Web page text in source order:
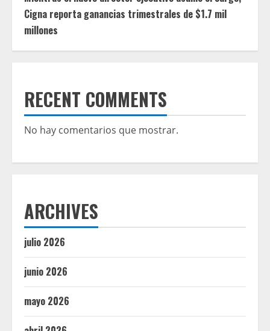
Cigna reporta ganancias trimestrales de $1.7 mil
millones
RECENT COMMENTS
No hay comentarios que mostrar.
ARCHIVES
julio 2026
junio 2026
mayo 2026